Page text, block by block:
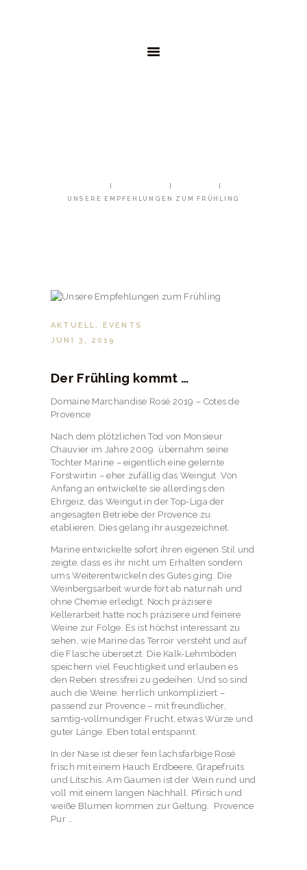
UNSERE EMPFEHLUNGEN ZUM FRÜHLING
AKTUELL ,
EVENTS
JUNI 3, 2019
Der Frühling kommt …
Domaine Marchandise Rosé 2019 – Cotes de
Provence
Nach dem plötzlichen Tod von Monsieur
Chauvier im Jahre 2009 übernahm seine
Tochter Marine – eigentlich eine gelernte
Forstwirtin – eher zufällig das Weingut. Von
Anfang an entwickelte sie allerdings den
Ehrgeiz, das Weingut in der Top-Liga der
angesagten Betriebe der Provence zu
etablieren. Dies gelang ihr ausgezeichnet.
Marine entwickelte sofort ihren eigenen Stil und
zeigte, dass es ihr nicht um Erhalten sondern
ums Weiterentwickeln des Gutes ging. Die
Weinbergsarbeit wurde fort ab naturnah und
ohne Chemie erledigt. Noch präzisere
Kellerarbeit hatte noch präzisere und feinere
Weine zur Folge. Es ist höchst interessant zu
sehen, wie Marine das Terroir versteht und auf
die Flasche übersetzt. Die Kalk-Lehmböden
speichern viel Feuchtigkeit und erlauben es
den Reben stressfrei zu gedeihen. Und so sind
auch die Weine: herrlich unkompliziert –
passend zur Provence – mit freundlicher,
samtig-vollmundiger Frucht, etwas Würze und
guter Länge. Eben total entspannt.
In der Nase ist dieser fein lachsfarbige Rosé
frisch mit einem Hauch Erdbeere, Grapefruits
und Litschis. Am Gaumen ist der Wein rund und
voll mit einem langen Nachhall. Pfirsich und
weiße Blumen kommen zur Geltung. Provence
Pur …